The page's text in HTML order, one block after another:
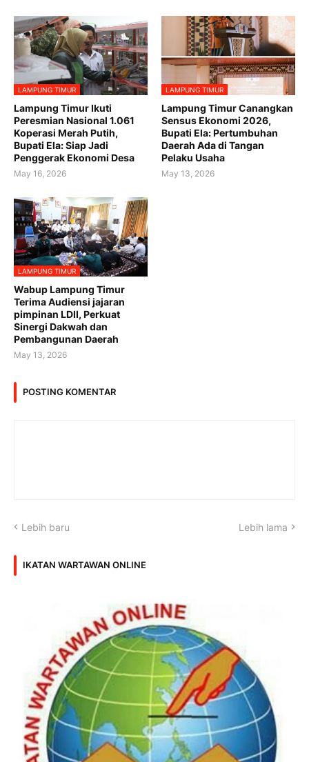
LAMPUNG TIMUR
Lampung Timur Ikuti
Peresmian Nasional 1.061
Koperasi Merah Putih,
Bupati Ela: Siap Jadi
Penggerak Ekonomi Desa
May 16, 2026
LAMPUNG TIMUR
Lampung Timur Canangkan
Sensus Ekonomi 2026,
Bupati Ela: Pertumbuhan
Daerah Ada di Tangan
Pelaku Usaha
May 13, 2026
LAMPUNG TIMUR
Wabup Lampung Timur
Terima Audiensi jajaran
pimpinan LDII, Perkuat
Sinergi Dakwah dan
Pembangunan Daerah
May 13, 2026
POSTING KOMENTAR
Lebih baru Lebih lama
IKATAN WARTAWAN ONLINE